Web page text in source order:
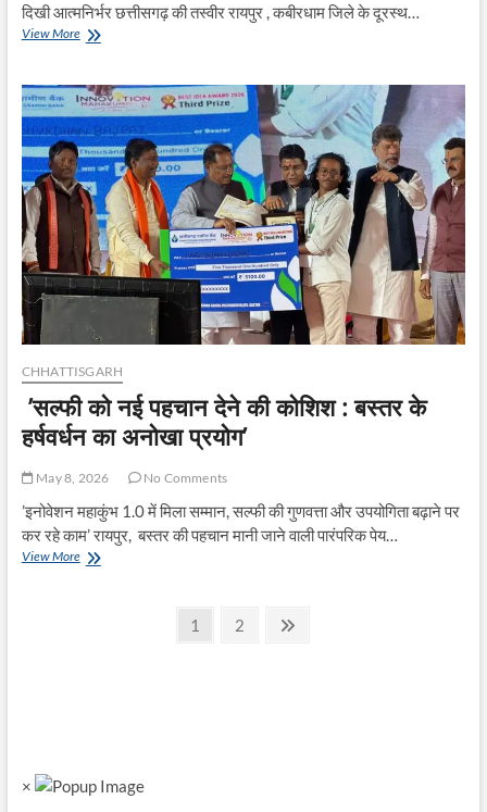
दिखी आत्मनिर्भर छत्तीसगढ़ की तस्वीर रायपुर , कबीरधाम जिले के दूरस्थ…
View Moreआम
में
बदले
सपनों
के
मायने:
मुख्यमंत्री
ने
कहा
अब
करोड़पति
दीदी
बनने
की
सोचिए
CHHATTISGARH
’सल्फी को नई पहचान देने की कोशिश : बस्तर के
हर्षवर्धन का अनोखा प्रयोग’
May 8, 2026 No Comments
’इनोवेशन महाकुंभ 1.0 में मिला सम्मान, सल्फी की गुणवत्ता और उपयोगिता बढ़ाने पर
कर रहे काम’ रायपुर, बस्तर की पहचान मानी जाने वाली पारंपरिक पेय…
View More’सल्फी
अनोखा
Page
1 Page
2
×